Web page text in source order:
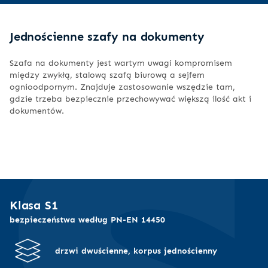
Jednościenne szafy na dokumenty
Szafa na dokumenty jest wartym uwagi kompromisem
między zwykłą, stalową szafą biurową a sejfem
ognioodpornym. Znajduje zastosowanie wszędzie tam,
gdzie trzeba bezpiecznie przechowywać większą ilość akt i
dokumentów.
Klasa S1
bezpieczeństwa według PN-EN 14450
drzwi dwuścienne, korpus jednościenny